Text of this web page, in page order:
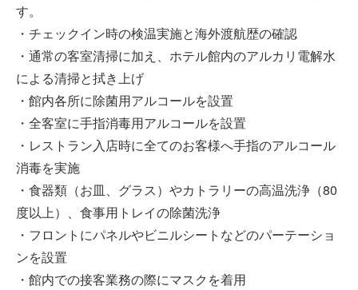
す。
・チェックイン時の検温実施と海外渡航歴の確認
・通常の客室清掃に加え、ホテル館内のアルカリ電解水
による清掃と拭き上げ
・館内各所に除菌用アルコールを設置
・全客室に手指消毒用アルコールを設置
・レストラン入店時に全てのお客様へ手指のアルコール
消毒を実施
・食器類（お皿、グラス）やカトラリーの高温洗浄（80
度以上）、食事用トレイの除菌洗浄
・フロントにパネルやビニルシートなどのパーテーショ
ンを設置
・館内での接客業務の際にマスクを着用